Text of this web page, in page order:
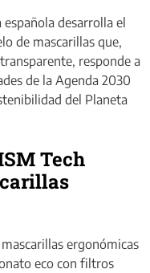
española desarrolla el
de mascarillas que,
responde a
de la Agenda 2030
del Planeta
Tech
ergonómicas
eco con filtros